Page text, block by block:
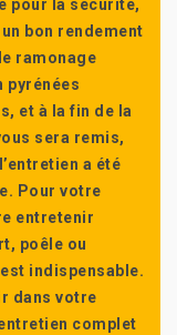
pour la sécurité,
bon rendement
ramonage
pyrénées
et à la fin de la
sera remis,
a été
Pour votre
entretenir
poêle ou
indispensable.
dans votre
complet